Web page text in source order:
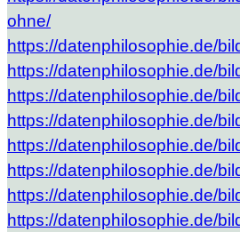
ohne/
https://datenphilosophie.de/
https://datenphilosophie.de/
https://datenphilosophie.de/
https://datenphilosophie.de/
https://datenphilosophie.de/
https://datenphilosophie.de/
https://datenphilosophie.de/
https://datenphilosophie.de/